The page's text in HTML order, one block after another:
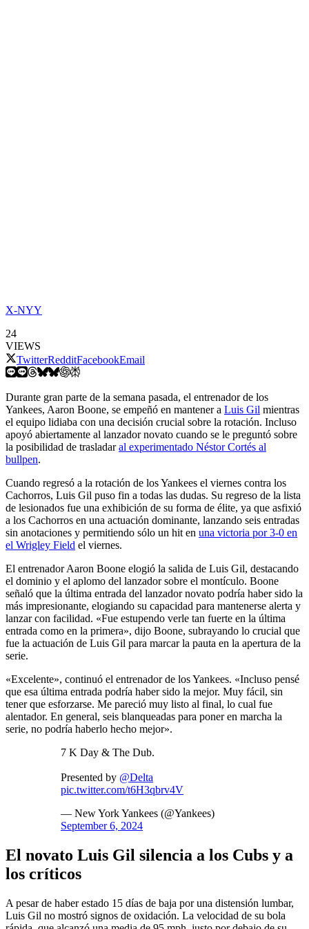
X-NYY
24
VIEWS
TwitterRedditFacebookEmail
Durante gran parte de la semana pasada, el entrenador de los
Yankees, Aaron Boone, se empeñó en mantener a Luis Gil mientras
el equipo lidiaba con una decisión crucial sobre la rotación. Incluso
apoyó abiertamente al lanzador novato cuando se le preguntó sobre
la posibilidad de trasladaral experimentado Néstor Cortés al
bullpen.
Cuando regresó a la rotación de los Yankees el viernes contra los
Cachorros, Luis Gil puso fin a todas las dudas. Su regreso de la lista
de lesionados fue una exhibición de su forma de élite, ya que asfixió
a los Cachorros en una actuación dominante, lanzando seis entradas
sin anotaciones y permitiendo sólo un hit en una victoria por 3-0 en
el Wrigley Field el viernes.
El entrenador Aaron Boone elogió la salida de Luis Gil, destacando
el dominio y el aplomo del lanzador sobre el montículo. Boone
señaló que la última entrada del lanzador novato podría haber sido la
más impresionante, elogiando su capacidad para mantenerse alerta y
lanzar con facilidad. «Fue estupendo verle tan fuerte en la última
entrada como en la primera», dijo Boone, subrayando lo crucial que
fue la actuación de Luis Gil para marcar la pauta en la apertura de la
serie.
«Excelente», continuó el entrenador de los Yankees. «Incluso pensé
que esa última entrada podría haber sido la mejor. Muy fácil, sin
tener que esforzarse. Me pareció muy listo al final, lo cual fue
alentador. En general, seis blanqueadas para poner en marcha la
serie, no podría haberlo hecho mejor».
7 K Day & The Dub.
Presented by @Delta
pic.twitter.com/t6H3qbrv4V
— New York Yankees (@Yankees)
September 6, 2024
El novato Luis Gil silencia a los Cubs y a
los críticos
A pesar de haber estado 15 días de baja por una distensión lumbar,
Luis Gil no mostró signos de oxidación. La velocidad de su bola